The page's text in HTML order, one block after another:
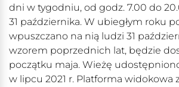
dni w tygodniu, od godz. 7.00 do
31 października. W ubiegłym roku
wpuszczano na nią ludzi 31
wzorem poprzednich lat, będzie
początku maja. Wieżę
w lipcu 2021 r. Platforma widokowa